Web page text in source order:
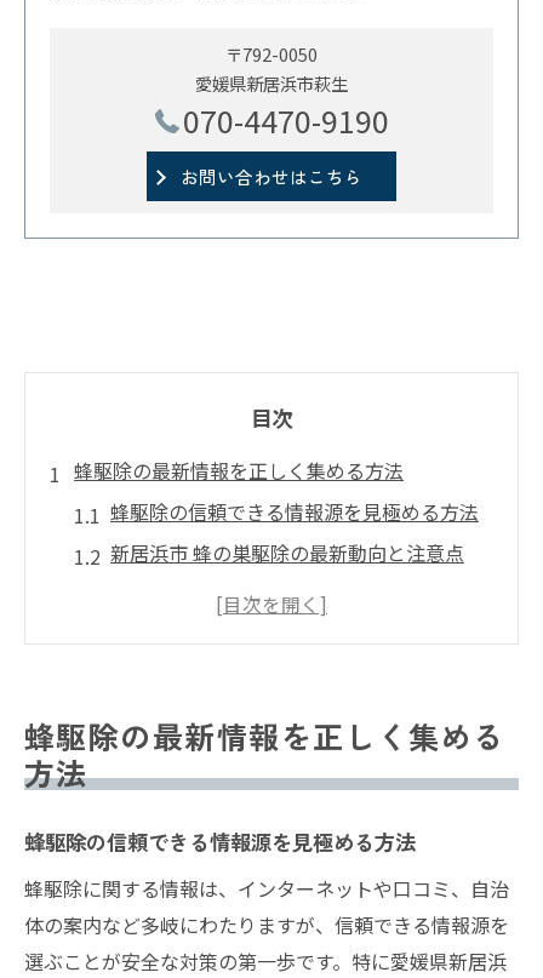
〒792-0050
愛媛県新居浜市萩生
070-4470-9190
お問い合わせはこちら
目次
蜂駆除の最新情報を正しく集める方法
蜂駆除の信頼できる情報源を見極める方法
新居浜市 蜂の巣駆除の最新動向と注意点
松山市役所の蜂駆除情報の活用ポイント
安全に依頼先を選ぶための蜂駆除知識
蜂駆除依頼先選びで重視すべき安全対策
蜂駆除業者を比較するコツと信頼性の見極
市役所や協会の情報を依頼先選定に活かす
蜂駆除の無料・有料サービスの違いを知る
蜂駆除の最新情報を正しく集める
方法
蜂駆除の信頼できる情報源を見極める方法
蜂駆除に関する情報は、インターネットや口コミ、自治
体の案内など多岐にわたりますが、信頼できる情報源を
選ぶことが安全な対策の第一歩です。特に愛媛県新居浜